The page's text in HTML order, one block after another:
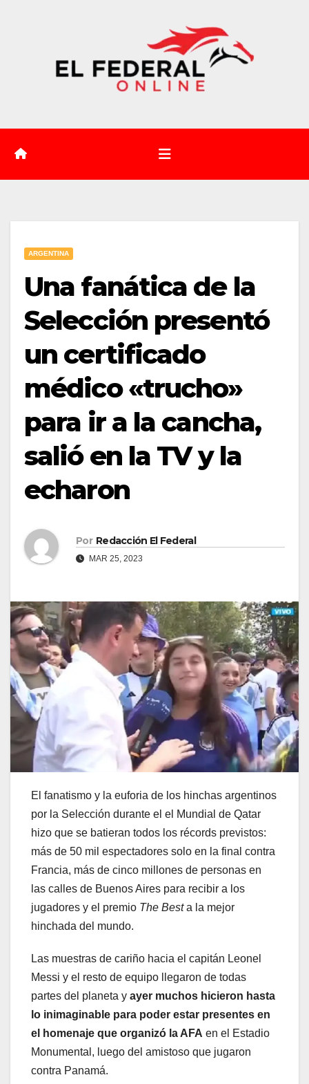
ARGENTINA
Una fanática de la
Selección presentó
un certificado
médico «trucho»
para ir a la cancha,
salió en la TV y la
echaron
Por Redacción El Federal
MAR 25, 2023
El fanatismo y la euforia de los hinchas argentinos
por la Selección durante el el Mundial de Qatar
hizo que se batieran todos los récords previstos:
más de 50 mil espectadores solo en la final contra
Francia, más de cinco millones de personas en
las calles de Buenos Aires para recibir a los
jugadores y el premio The Besta la mejor
hinchada del mundo.
Las muestras de cariño hacia el capitán Leonel
Messi y el resto de equipo llegaron de todas
partes del planeta y ayer muchos hicieron hasta
lo inimaginable para poder estar presentes en
el homenaje que organizó la AFA en el Estadio
Monumental, luego del amistoso que jugaron
contra Panamá.